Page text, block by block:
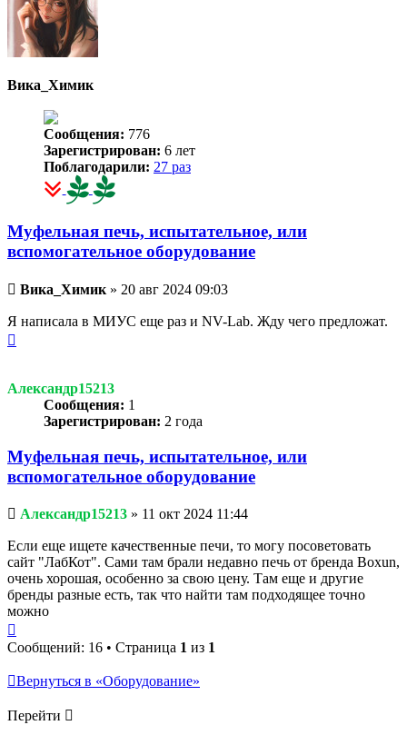
Вика_Химик
Сообщения: 776
Зарегистрирован: 6 лет
Поблагодарили: 27 раз
Муфельная печь, испытательное, или
вспомогательное оборудование
Непрочитанное
сообщение
Вика_Химик » 20 авг 2024 09:03
Я написала в МИУС еще раз и NV-Lab. Жду чего предложат.
Александр15213
Сообщения: 1
Зарегистрирован: 2 года
Муфельная печь, испытательное, или
вспомогательное оборудование
Непрочитанное
сообщение
Александр15213 » 11 окт 2024 11:44
Если еще ищете качественные печи, то могу посоветовать
сайт "ЛабКот". Сами там брали недавно печь от бренда Boxun,
очень хорошая, особенно за свою цену. Там еще и другие
бренды разные есть, так что найти там подходящее точно
можно
к
началу
Сообщений: 16 • Страница 1 из 1
Вернуться в «Оборудование»
Перейти